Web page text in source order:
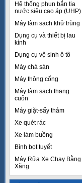
Hệ thống phun bắn tia
nước siêu cao áp (UHP)
Máy làm sạch khử trùng
Dụng cụ và thiết bị lau
kính
Dụng cụ vệ sinh ô tô
Máy chà sàn
Máy thông cống
Máy làm sạch thang
cuốn
Máy giặt-sấy thảm
Xe quét rác
Xe làm buồng
Bình bọt tuyết
Máy Rửa Xe Chạy Bằng
Xăng